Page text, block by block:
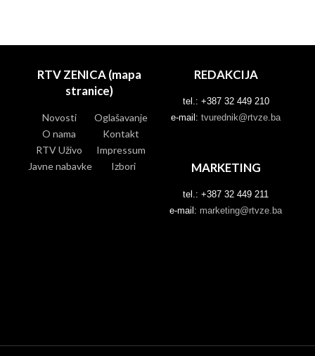
RTV ZENICA (mapa
stranice)
Novosti
Oglašavanje
O nama
Kontakt
RTV Uživo
Impressum
Javne nabavke
Izbori
REDAKCIJA
tel.: +387 32 449 210
e-mail: tvurednik@rtvze.ba
MARKETING
tel.: +387 32 449 211
e-mail: marketing@rtvze.ba